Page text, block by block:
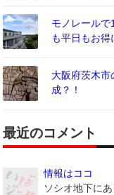
モノレール
も平日もお得
大阪府茨木
成？！
最近のコメント
情報はココ
ソシオ地下に